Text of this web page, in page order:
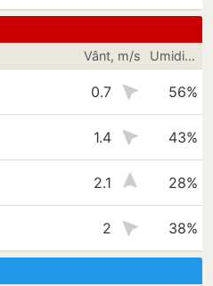
Vânt, m/s Umiditate
0.7 56%
1.4 43%
2.1 28%
2 38%